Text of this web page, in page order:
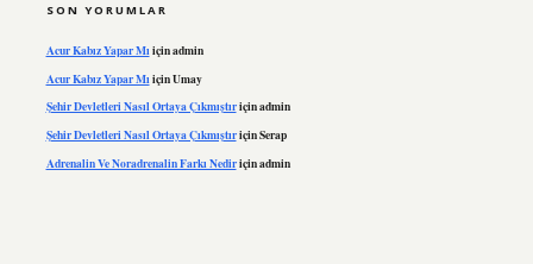
SON YORUMLAR
Acur Kabız Yapar Mıiçinadmin
Acur Kabız Yapar Mı içinUmay
Şehir Devletleri Nasıl Ortaya Çıkmıştıriçinadmin
Şehir Devletleri Nasıl Ortaya ÇıkmıştıriçinSerap
Adrenalin Ve Noradrenalin Farkı Nediriçinadmin